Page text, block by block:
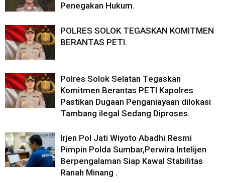
Penegakan Hukum.
POLRES SOLOK TEGASKAN KOMITMEN
BERANTAS PETI.
Polres Solok Selatan Tegaskan
Komitmen Berantas PETI Kapolres
Pastikan Dugaan Penganiayaan dilokasi
Tambang ilegal Sedang Diproses.
Irjen Pol Jati Wiyoto Abadhi Resmi
Pimpin Polda Sumbar,Perwira Intelijen
Berpengalaman Siap Kawal Stabilitas
Ranah Minang .